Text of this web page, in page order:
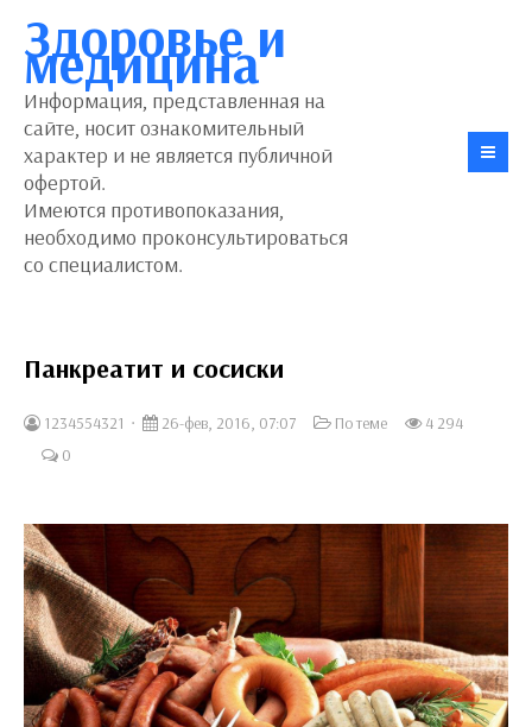
Здоровье и
медицина
Информация, представленная на
сайте, носит ознакомительный
характер и не является публичной
офертой.
Имеются противопоказания,
необходимо проконсультироваться
со специалистом.
Панкреатит и сосиски
1234554321 26-фев, 2016, 07:07 По теме
4 294
0